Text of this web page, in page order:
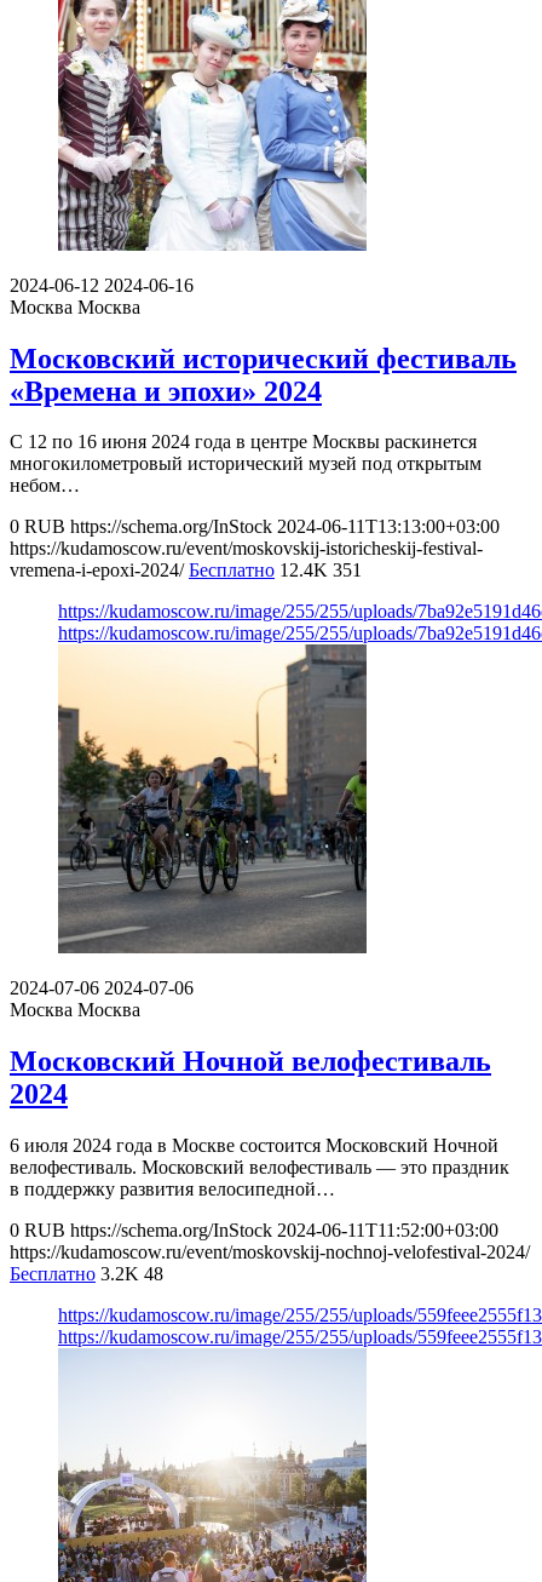
2024-06-12 2024-06-16
Москва Москва
Московский исторический фестиваль
«Времена и эпохи» 2024
С 12 по 16 июня 2024 года в центре Москвы раскинется
многокилометровый исторический музей под открытым
небом…
0 RUB https://schema.org/InStock 2024-06-11T13:13:00+03:00
https://kudamoscow.ru/event/moskovskij-istoricheskij-festival-
vremena-i-epoxi-2024/ Бесплатно 12.4K 351
https://kudamoscow.ru/image/255/255/uploads/
https://kudamoscow.ru/image/255/255/uploads/
2024-07-06 2024-07-06
Москва Москва
Московский Ночной велофестиваль
2024
6 июля 2024 года в Москве состоится Московский Ночной
велофестиваль. Московский велофестиваль — это праздник
в поддержку развития велосипедной…
0 RUB https://schema.org/InStock 2024-06-11T11:52:00+03:00
https://kudamoscow.ru/event/moskovskij-nochnoj-velofestival-2024/
Бесплатно 3.2K 48
https://kudamoscow.ru/image/255/255/uploads/
https://kudamoscow.ru/image/255/255/uploads/